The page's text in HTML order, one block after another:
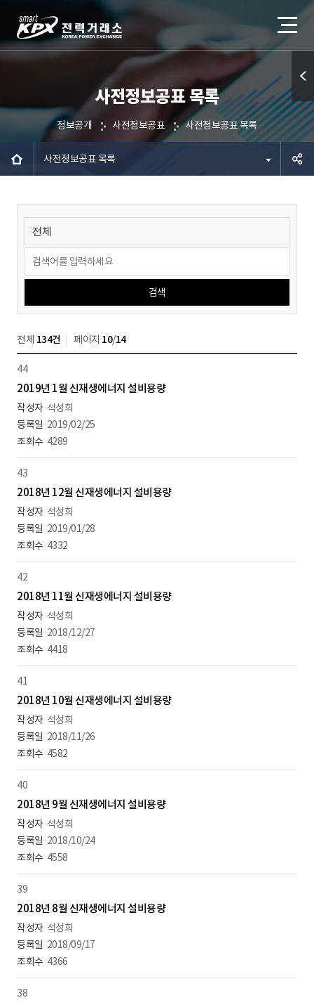
사전정보공표 목록
정보공개 사전정보공표 사전정보공표 목록
사전정보공표 목록
검색
전체 134건 페이지 10/14
44
2019년 1월 신재생에너지 설비용량
석성희
2019/02/25
4289
43
2018년 12월 신재생에너지 설비용량
석성희
2019/01/28
4332
42
2018년 11월 신재생에너지 설비용량
석성희
2018/12/27
4418
41
2018년 10월 신재생에너지 설비용량
석성희
2018/11/26
4582
40
2018년 9월 신재생에너지 설비용량
석성희
2018/10/24
4558
39
2018년 8월 신재생에너지 설비용량
석성희
2018/09/17
4366
38
퀵메
뉴 열
기